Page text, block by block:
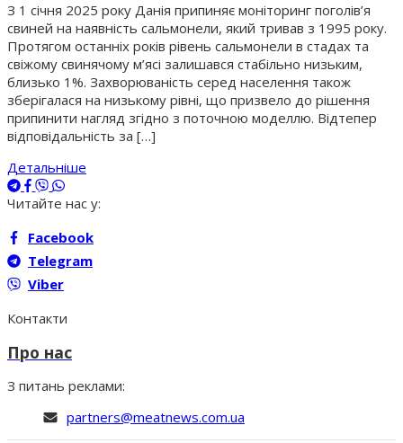
З 1 січня 2025 року Данія припиняє моніторинг поголів’я
свиней на наявність сальмонели, який тривав з 1995 року.
Протягом останніх років рівень сальмонели в стадах та
свіжому свинячому м’ясі залишався стабільно низьким,
близько 1%. Захворюваність серед населення також
зберігалася на низькому рівні, що призвело до рішення
припинити нагляд згідно з поточною моделлю. Відтепер
відповідальність за […]
Детальніше
Читайте нас у:
Facebook
Telegram
Viber
Контакти
Про нас
З питань реклами:
partners@meatnews.com.ua